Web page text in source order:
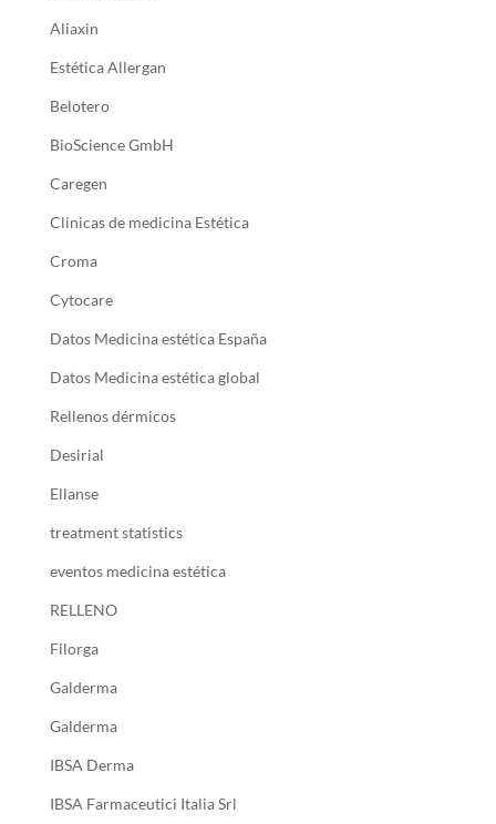
Aliaxin
Estética Allergan
Belotero
BioScience GmbH
Caregen
Clinicas de medicina Estética
Croma
Cytocare
Datos Medicina estética España
Datos Medicina estética global
Rellenos dérmicos
Desirial
Ellanse
treatment statistics
eventos medicina estética
RELLENO
Filorga
Galderma
Galderma
IBSA Derma
IBSA Farmaceutici Italia Srl